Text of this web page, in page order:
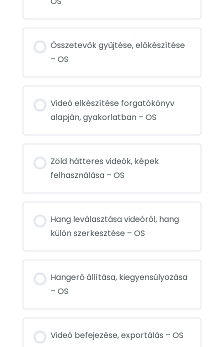
Összetevők gyűjtése, előkészítése
– OS
Videó elkészítése forgatókönyv
alapján, gyakorlatban – OS
Zöld hátteres videók, képek
felhasználása – OS
Hang leválasztása videóról, hang
külön szerkesztése – OS
Hangerő állítása, kiegyensúlyozása
– OS
Videó befejezése, exportálás – OS